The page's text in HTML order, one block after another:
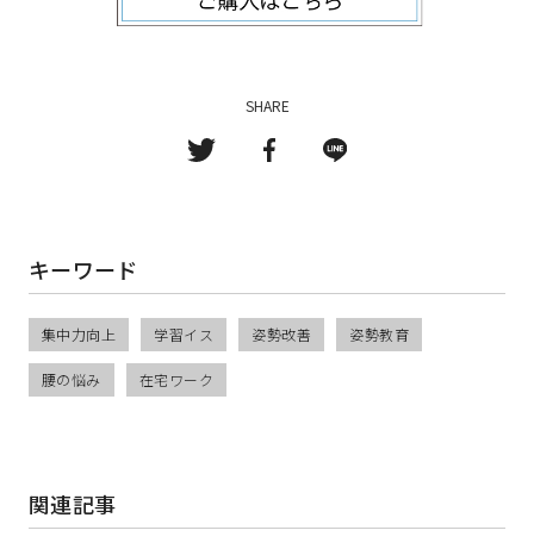
SHARE
キーワード
集中力向上 学習イス 姿勢改善 姿勢教育
腰の悩み 在宅ワーク
関連記事